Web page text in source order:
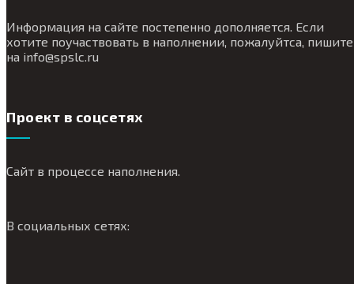
Информация на сайте постепенно дополняется. Если
хотите поучаствовать в наполнении, пожалуйтса, пишите
на info@spslc.ru
Проект в соцсетях
Сайт в процессе наполнения.
В социальных сетях: